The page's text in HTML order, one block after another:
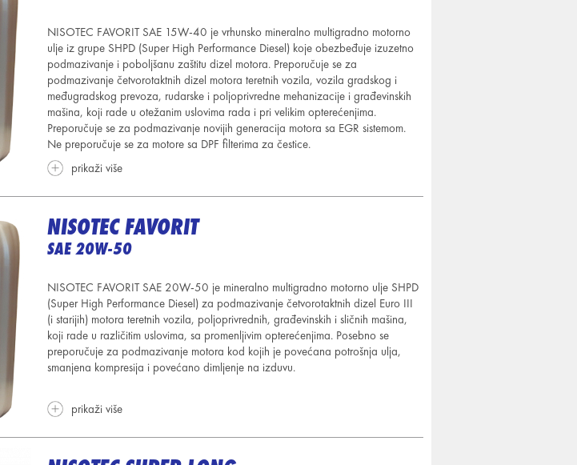
NISOTEC FAVORIT SAE 15W-40 je vrhunsko mineralno multigradno motorno
ulje iz grupe SHPD (Super High Performance Diesel) koje obezbeđuje izuzetno
podmazivanje i poboljšanu zaštitu dizel motora. Preporučuje se za
podmazivanje četvorotaktnih dizel motora teretnih vozila, vozila gradskog i
međugradskog prevoza, rudarske i poljoprivredne mehanizacije i građevinskih
mašina, koji rade u otežanim uslovima rada i pri velikim opterećenjima.
Preporučuje se za podmazivanje novijih generacija motora sa EGR sistemom.
Ne preporučuje se za motore sa DPF filterima za čestice.
prikaži više
NISOTEC FAVORIT
SAE 20W-50
NISOTEC FAVORIT SAE 20W-50 je mineralno multigradno motorno ulje SHPD
(Super High Performance Diesel) za podmazivanje četvorotaktnih dizel Euro III
(i starijih) motora teretnih vozila, poljoprivrednih, građevinskih i sličnih mašina,
koji rade u različitim uslovima, sa promenljivim opterećenjima. Posebno se
preporučuje za podmazivanje motora kod kojih je povećana potrošnja ulja,
smanjena kompresija i povećano dimljenje na izduvu.
prikaži više